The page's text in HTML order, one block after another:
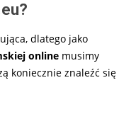
dlatego jako
online musimy
koniecznie znaleźć się